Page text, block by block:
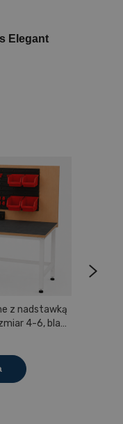
Elegant
z nadstawką
4-6, blat